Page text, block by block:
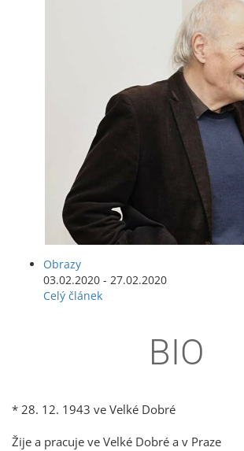
Obrazy
03.02.2020 - 27.02.2020
Celý článek
BIO
* 28. 12. 1943 ve Velké Dobré
Žije a pracuje ve Velké Dobré a v Praze